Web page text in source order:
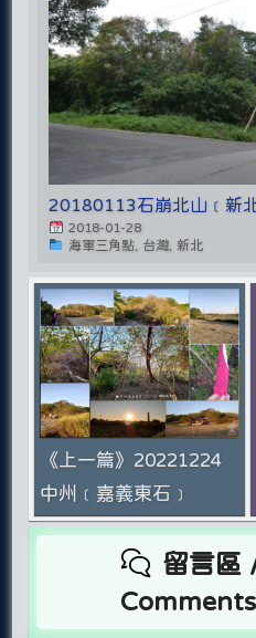
20180113石崩北山﹝新
2018-01-28
海軍三角點, 台灣, 新北
《上一篇》20221224
中州﹝嘉義東石﹞
留言區
Comments